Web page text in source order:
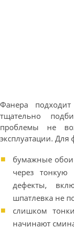
Фанера
тщательно
проблемы не
эксплуатации. Для
бумажные обои
через тонкую
дефекты,
шпатлевка не
слишком
начинают